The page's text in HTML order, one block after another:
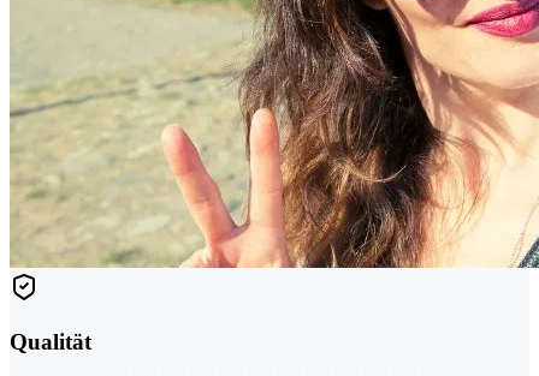
Qualität